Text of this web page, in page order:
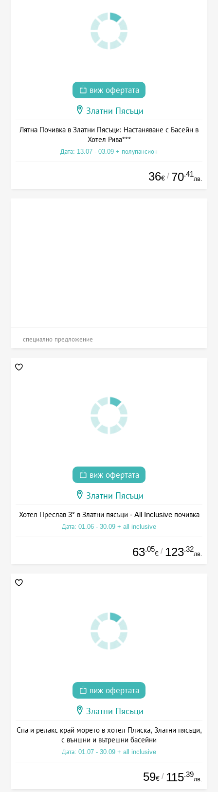
виж офертата
Златни Пясъци
Лятна Почивка в Златни Пясъци: Настаняване с Басейн в
Хотел Рива***
Дата: 13.07 - 03.09 + полупансион
36€ / 70.41
лв.
специално предложение
виж офертата
Златни Пясъци
Хотел Преслав 3* в Златни пясъци - All Inclusive почивка
Дата: 01.06 - 30.09 + all inclusive
63.05
€ / 123.32
лв.
виж офертата
Златни Пясъци
Спа и релакс край морето в хотел Плиска, Златни пясъци,
с външни и вътрешни басейни
Дата: 01.07 - 30.09 + all inclusive
59€ / 115.39
лв.